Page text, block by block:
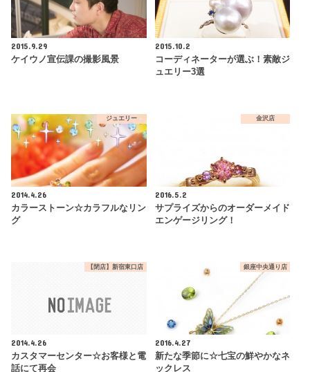
2015.9.29
ケイウノ宣伝課の撮影風景
2015.10.2
コーディネーターが選ぶ！素敵ジ
ュエリー3選
ジュエリー
2014.4.26
カラーストーン☆カラフルなリン
グ
金沢店
2016.5.2
サプライズからのオーダーメイド
エンゲージリング！
【閉店】新宿東口店
2014.4.26
カスタマーセンター☆お客様と電
話にて再会
銀座中央通り店
2016.4.27
新たな季節に☆七宝の鮮やかなネ
ックレス